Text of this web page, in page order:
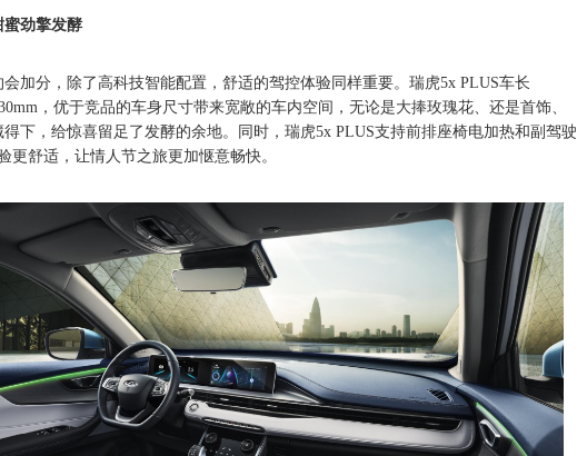
蜜劲擎发酵
加分，除了高科技智能配置，舒适的驾控体验同样重要。瑞虎5x PLUS车长
，优于竞品的车身尺寸带来宽敞的车内空间，无论是大捧玫瑰花、还是首饰、
下，给惊喜留足了发酵的余地。同时，瑞虎5x PLUS支持前排座椅电加热和副驾驶
更舒适，让情人节之旅更加惬意畅快。